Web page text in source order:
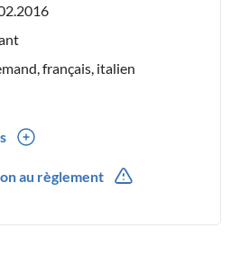
français, italien
au règlement